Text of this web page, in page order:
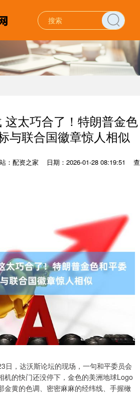
这太巧合了！特朗普金色
与联合国徽章惊人相似
：配资之家 日期：2026-01-28 08:19:51
查
日，达沃斯论坛的现场，一句和平委员会
机的快门还没停下，金色的美洲地球Logo
黄的色调、密密麻麻的经纬线、手握橄